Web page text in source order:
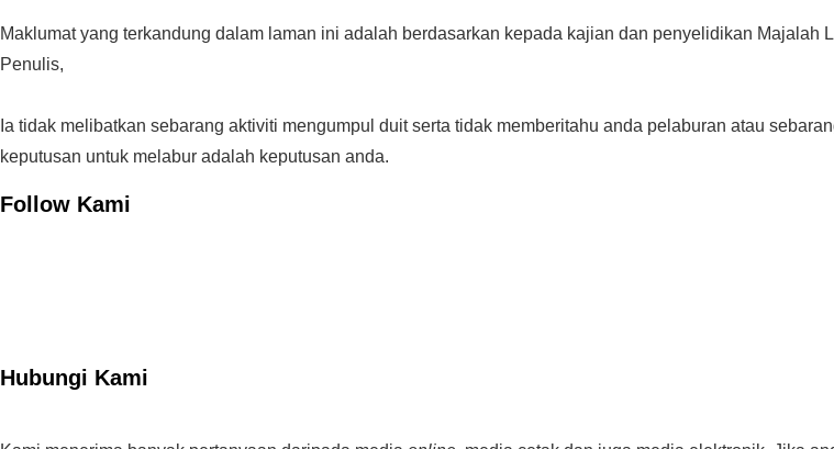
Maklumat yang terkandung dalam laman ini adalah berdasarkan kepada kajian dan penyelidikan
Penulis,
Ia tidak melibatkan sebarang aktiviti mengumpul duit serta tidak memberitahu anda pelaburan atau
keputusan untuk melabur adalah keputusan anda.
Follow Kami
Hubungi Kami